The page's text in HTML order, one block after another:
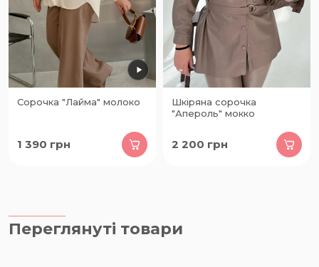
Сорочка "Лайма" молоко
1 390 грн
Шкіряна сорочка
"Апероль" мокко
2 200 грн
Переглянуті товари